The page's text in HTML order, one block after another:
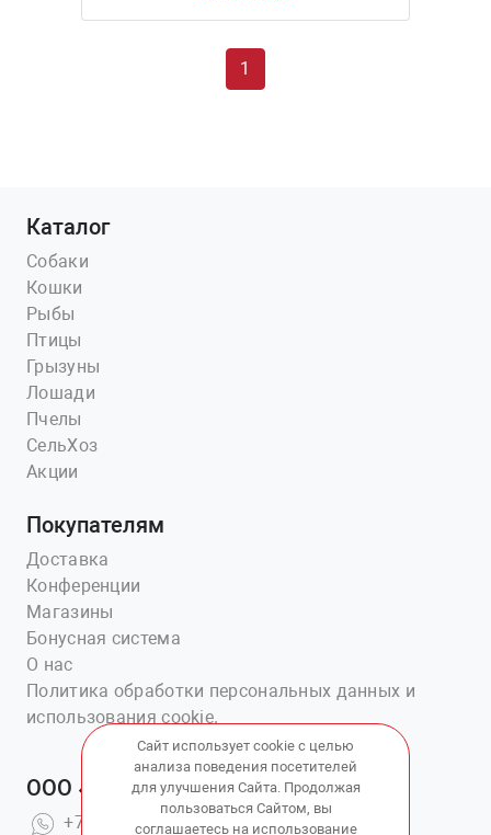
1
Каталог
Собаки
Кошки
Рыбы
Птицы
Грызуны
Лошади
Пчелы
СельХоз
Акции
Покупателям
Доставка
Конференции
Магазины
Бонусная система
О нас
Политика обработки персональных данных и
использования cookie.
ООО «Ветаптека №1»
+7(914)703-76-43
Сайт использует cookie с целью
анализа поведения посетителей
для улучшения Сайта. Продолжая
пользоваться Сайтом, вы
соглашаетесь на использование